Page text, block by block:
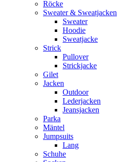
Röcke
Sweater & Sweatjacken
Sweater
Hoodie
Sweatjacke
Strick
Pullover
Strickjacke
Gilet
Jacken
Outdoor
Lederjacken
Jeansjacken
Parka
Mäntel
Jumpsuits
Lang
Schuhe